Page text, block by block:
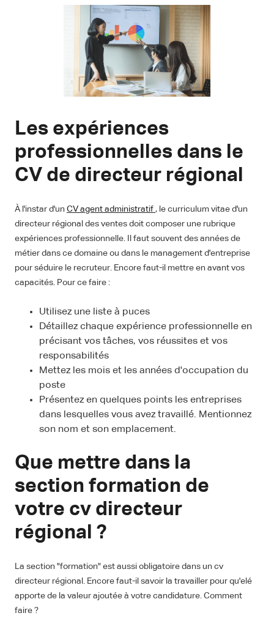
Les expériences
professionnelles dans le
CV de directeur régional
À l'instar d'un CV agent administratif , le curriculum vitae d'un
directeur régional des ventes doit composer une rubrique
expériences professionnelle. Il faut souvent des années de
métier dans ce domaine ou dans le management d'entreprise
pour séduire le recruteur. Encore faut-il mettre en avant vos
capacités. Pour ce faire :
Utilisez une liste à puces
Détaillez chaque expérience professionnelle en
précisant vos tâches, vos réussites et vos
responsabilités
Mettez les mois et les années d'occupation du
poste
Présentez en quelques points les entreprises
dans lesquelles vous avez travaillé. Mentionnez
son nom et son emplacement.
Que mettre dans la
section formation de
votre cv directeur
régional ?
La section "formation" est aussi obligatoire dans un cv
directeur régional. Encore faut-il savoir la travailler pour qu'elé
apporte de la valeur ajoutée à votre candidature. Comment
faire ?